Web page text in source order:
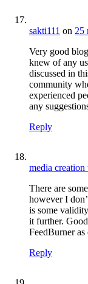
sakti111 on 25
Very good
knew of any
discussed in
community
experienced
any
Reply
media
There are
however I
is some
it further.
FeedBurner
Reply